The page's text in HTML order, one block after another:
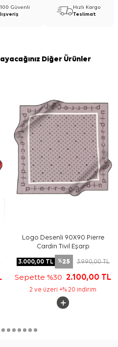
Güvenli
Hızlı Kargo
Teslimat
Diğer Ürünler
Logo Desenli 90X90 Pierre
Cardin Tivil Eşarp
3.000,00TL %25 3.990,00TL
Sepette %30 2.100,00 TL
2 ve üzeri +% 20 indirim